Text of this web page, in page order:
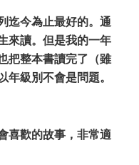
迄今為止最好的。通
來讀。但是我的一年
把整本書讀完了（雖
年級別不會是問題。
喜歡的故事，非常適